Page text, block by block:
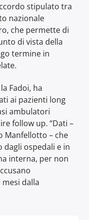
stipulato tra
nazionale
che permette di
di vista della
termine in
Fadoi, ha
ai pazienti long
ambulatori
follow up. “Dati –
Manfellotto – che
ospedali e in
interna, per non
dalla